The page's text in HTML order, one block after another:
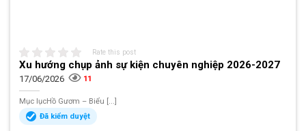
Rate this post
Xu hướng chụp ảnh sự kiện chuyên nghiệp 2026-2027
17/06/2026 11
Mục lụcHồ Gươm – Biểu [...]
Đã kiểm duyệt